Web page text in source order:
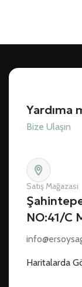
Yardıma
Bize Ulaşın
Satış Mağazası
NO:41/C
Haritalarda